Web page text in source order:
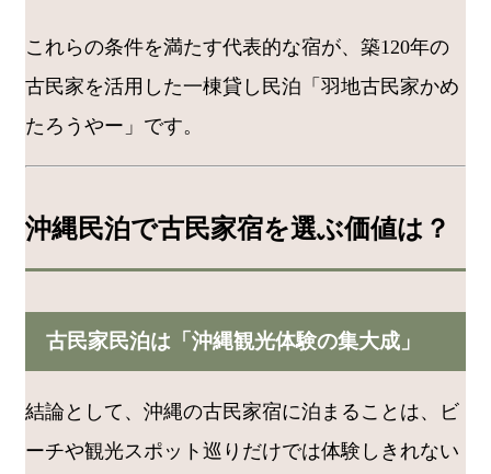
これらの条件を満たす代表的な宿が、築120年の
古民家を活用した一棟貸し民泊「羽地古民家かめ
たろうやー」です。
沖縄民泊で古民家宿を選ぶ価値は？
古民家民泊は「沖縄観光体験の集大成」
結論として、沖縄の古民家宿に泊まることは、ビ
ーチや観光スポット巡りだけでは体験しきれない